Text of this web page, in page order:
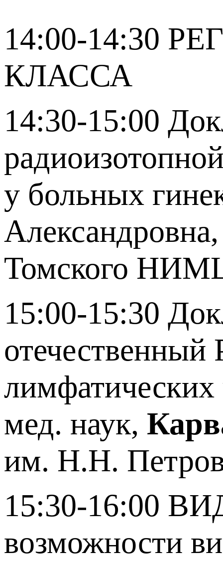
14:00-14:30
КЛАССА
14:30-15:00
у больных
Томского
15:00-15:30
мед. наук,
им. Н.Н.
15:30-16:00
возможности